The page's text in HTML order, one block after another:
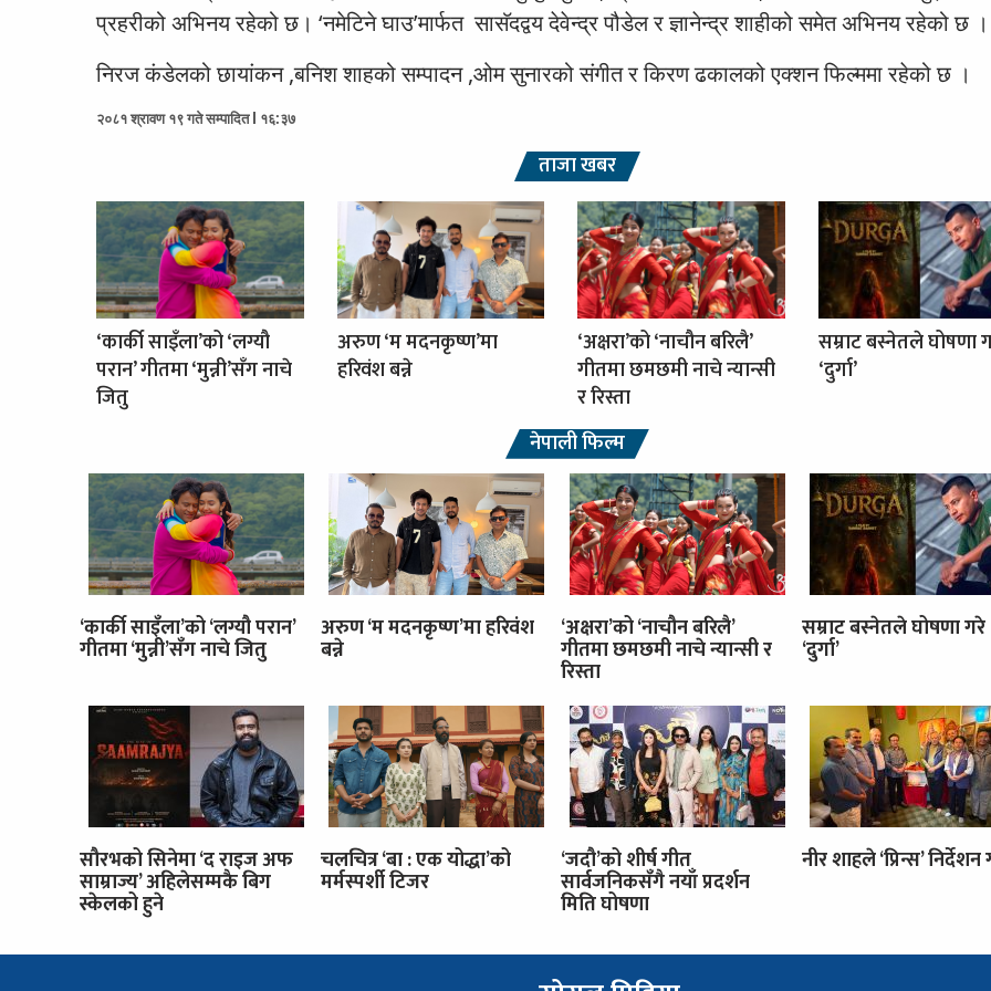
प्रहरीको अभिनय रहेको छ। ‘नमेटिने घाउ’मार्फत सासॅदद्वय देवेन्द्र पौडेल र ज्ञानेन्द्र शाहीको समेत अभिनय रहेको छ ।
निरज कंडेलको छायांकन ,बनिश शाहको सम्पादन ,ओम सुनारको संगीत र किरण ढकालको एक्शन फिल्ममा रहेको छ ।
२०८१ श्रावण १९ गते सम्पादित l १६:३७
ताजा खबर
‘कार्की साइँला’को ‘लग्यौ
परान’ गीतमा ‘मुन्नी’सँग नाचे
जितु
अरुण ‘म मदनकृष्ण’मा
हरिवंश बन्ने
‘अक्षरा’को ‘नाचौन बरिलै’
गीतमा छमछमी नाचे न्यान्सी
र रिस्ता
सम्राट बस्नेतले घोषणा
‘दुर्गा’
नेपाली फिल्म
‘कार्की साइँला’को ‘लग्यौ परान’
गीतमा ‘मुन्नी’सँग नाचे जितु
अरुण ‘म मदनकृष्ण’मा हरिवंश
बन्ने
‘अक्षरा’को ‘नाचौन बरिलै’
गीतमा छमछमी नाचे न्यान्सी र
रिस्ता
सम्राट बस्नेतले घोषणा गरे
‘दुर्गा’
सौरभको सिनेमा ‘द राइज अफ
साम्राज्य’ अहिलेसम्मकै बिग
स्केलको हुने
चलचित्र ‘बा : एक योद्धा’को
मर्मस्पर्शी टिजर
‘जदौ’को शीर्ष गीत
सार्वजनिकसँगै नयाँ प्रदर्शन
मिति घोषणा
नीर शाहले ‘प्रिन्स’ निर्देशन